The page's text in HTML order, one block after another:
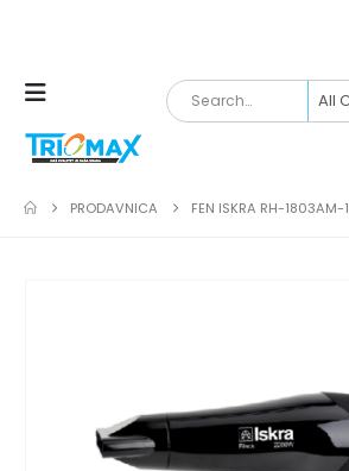
PRODAVNICA FEN ISKRA RH-1803AM-1